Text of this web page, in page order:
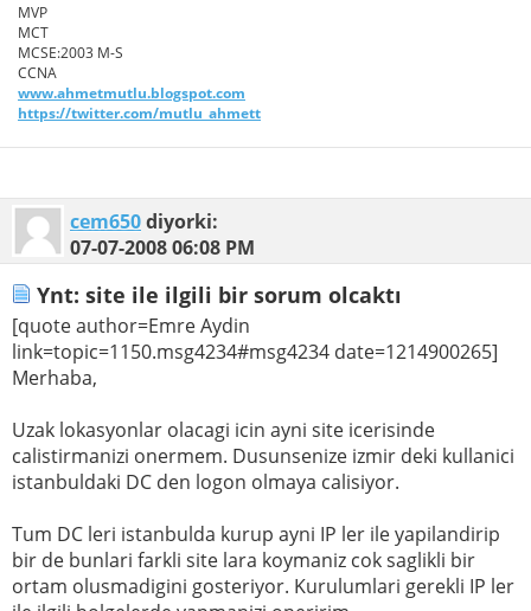
MVP
MCT
MCSE:2003 M-S
CCNA
www.ahmetmutlu.blogspot.com
https://twitter.com/mutlu_ahmett
cem650diyorki:
07-07-200806:08 PM
Ynt: site ile ilgili bir sorum olcaktı
[quote author=Emre Aydin
link=topic=1150.msg4234#msg4234 date=1214900265]
Merhaba,
Uzak lokasyonlar olacagi icin ayni site icerisinde
calistirmanizi onermem. Dusunsenize izmir deki kullanici
istanbuldaki DC den logon olmaya calisiyor.
Tum DC leri istanbulda kurup ayni IP ler ile yapilandirip
bir de bunlari farkli site lara koymaniz cok saglikli bir
ortam olusmadigini gosteriyor. Kurulumlari gerekli IP ler